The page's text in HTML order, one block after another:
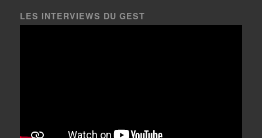
LES INTERVIEWS DU GEST